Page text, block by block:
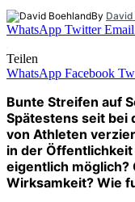
By
WhatsApp Twitter Email
Teilen
WhatsApp Facebook
Bunte Streifen auf
Spätestens seit bei
von Athleten
in der
eigentlich möglich?
Wirksamkeit? Wie